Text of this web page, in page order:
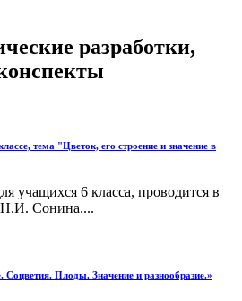
разработки,
тема "Цветок, его строение и значение в
учащихся 6 класса, проводится в
Сонина....
Соцветия. Плоды. Значение и разнообразие.»